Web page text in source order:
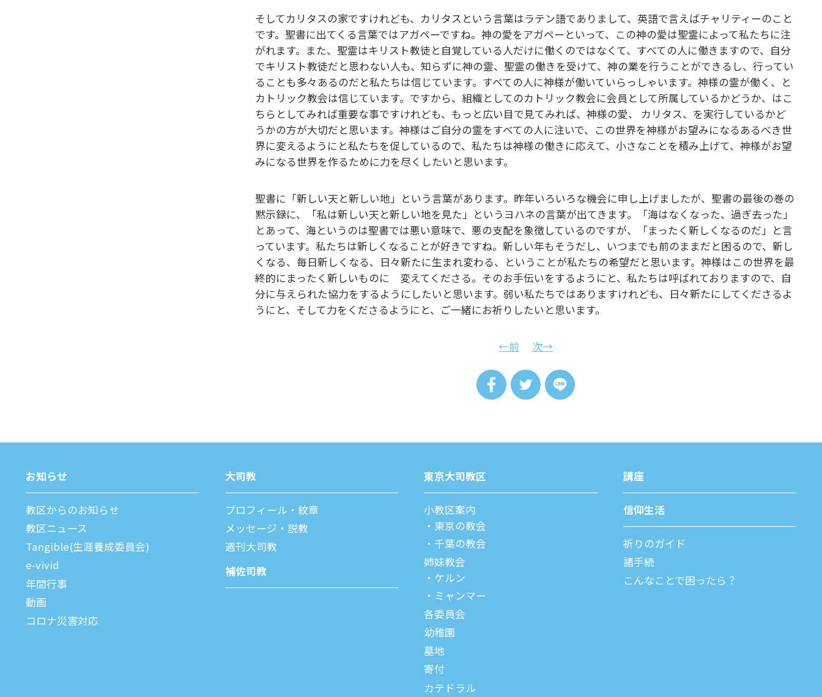
そしてカリタスの家ですけれども、カリタスという言葉はラテン語でありまして、英語で言えばチャリティーのこと
です。聖書に出てくる言葉ではアガペーですね。神の愛をアガペーといって、この神の愛は聖霊によって私たちに注
がれます。また、聖霊はキリスト教徒と自覚している人だけに働くのではなくて、すべての人に働きますので、自分
でキリスト教徒だと思わない人も、知らずに神の霊、聖霊の働きを受けて、神の業を行うことができるし、行ってい
ることも多々あるのだと私たちは信じています。すべての人に神様が働いていらっしゃいます。神様の霊が働く、と
カトリック教会は信じています。ですから、組織としてのカトリック教会に会員として所属しているかどうか、はこ
ちらとしてみれば重要な事ですけれども、もっと広い目で見てみれば、神様の愛、 カリタス、を実行しているかど
うかの方が大切だと思います。神様はご自分の霊をすべての人に注いで、この世界を神様がお望みになるあるべき世
界に変えるようにと私たちを促しているので、私たちは神様の働きに応えて、小さなことを積み上げて、神様がお望
みになる世界を作るために力を尽くしたいと思います。
聖書に「新しい天と新しい地」という言葉があります。昨年いろいろな機会に申し上げましたが、聖書の最後の巻の
黙示録に、「私は新しい天と新しい地を見た」というヨハネの言葉が出てきます。「海はなくなった、過ぎ去った」
とあって、海というのは聖書では悪い意味で、悪の支配を象徴しているのですが、「まったく新しくなるのだ」と言
っています。私たちは新しくなることが好きですね。新しい年もそうだし、いつまでも前のままだと困るので、新し
くなる、毎日新しくなる、日々新たに生まれ変わる、ということが私たちの希望だと思います。神様はこの世界を最
終的にまったく新しいものに 変えてくださる。そのお手伝いをするようにと、私たちは呼ばれておりますので、自
分に与えられた協力をするようにしたいと思います。弱い私たちではありますけれども、日々新たにしてくださるよ
うにと、そして力をくださるようにと、ご一緒にお祈りしたいと思います。
←前 次→
お知らせ
教区からのお知らせ
教区ニュース
Tangible(生涯養成委員会)
e-vivid
年間⾏事
動画
コロナ災害対応
⼤司教
プロフィール・紋章
メッセージ・説教
週刊⼤司教
補佐司教
東京⼤司教区
⼩教区案内
東京の教会
千葉の教会
姉妹教会
ケルン
ミャンマー
各委員会
幼稚園
墓地
寄付
カテドラル
講座
信仰⽣活
祈りのガイド
諸⼿続
こんなことで困ったら？